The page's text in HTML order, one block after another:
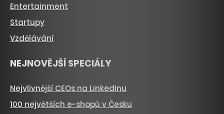
Entertainment
Startupy
Vzdělávání
NEJNOVĚJŠÍ SPECIÁLY
Nejvlivnější CEOs na LinkedInu
100 největších e-shopů v Česku